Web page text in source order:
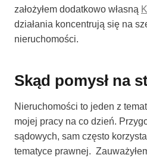
założyłem dodatkowo własną
działania koncentrują się na
nieruchomości.
Skąd pomysł na
Nieruchomości to jeden z
mojej pracy na co dzień.
sądowych, sam często
tematyce prawnej.